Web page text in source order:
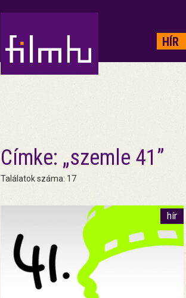
HÍR
Címke: „szemle 41”
Találatok száma: 17
hír